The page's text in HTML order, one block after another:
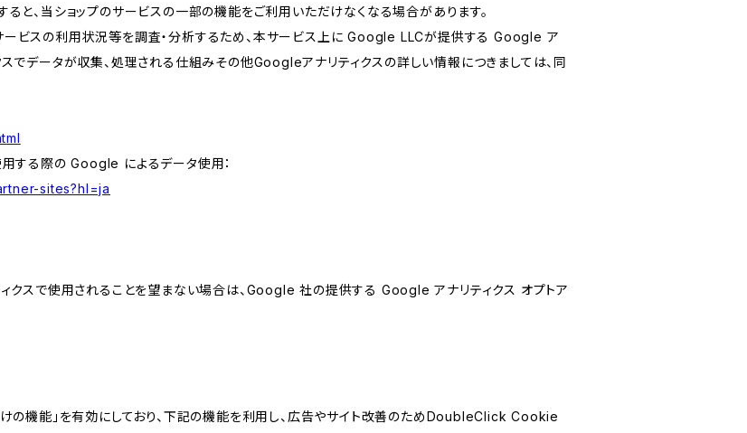
と、当ショップのサービスの一部の機能をご利用いただけなくなる場合があります。
サービスの利用状況等を調査・分析するため、本サービス上に Google LLCが提供する Google ア
でデータが収集、処理される仕組みその他Googleアナリティクスの詳しい情報につきましては、同
する際の Google によるデータ使用：
sites?hl=ja
クスで使用されることを望まない場合は、Google 社の提供する Google アナリティクス オプトア
の機能」を有効にしており、下記の機能を利用し、広告やサイト改善のためDoubleClick Cookie